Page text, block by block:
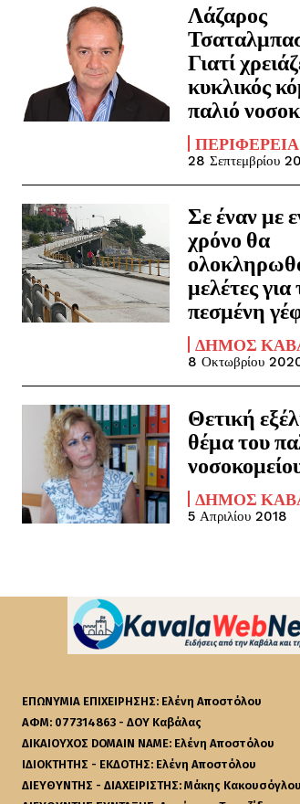
Λάζαρος
Γιατί
κυκλικός
παλιό
28 Σεπτεμβρίου
Σε έναν με
χρόνο θα
μελέτες για
πεσμένη
ΔΉΜΟΣ
8 Οκτωβρίου
Θετική
θέμα του
ΔΉΜΟΣ
5 Απριλίου 2018
ΕΠΩΝΥΜΙΑ ΕΠΙΧΕΙΡΗΣΗΣ: Ελένη Αποστόλου
ΑΦΜ: 077314863 - ΔΟΥ Καβάλας
ΔΙΚΑΙΟΥΧΟΣ DOMAIN NAME: Ελένη Αποστόλου
ΙΔΙΟΚΤΗΤΗΣ - ΕΚΔΟΤΗΣ: Ελένη Αποστόλου
ΔΙΕΥΘΥΝΤΗΣ - ΔΙΑΧΕΙΡΙΣΤΗΣ: Μάκης Κακουσόγλου